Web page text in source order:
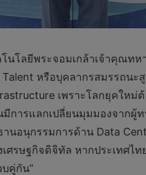
นโลยีพระจอมเกล้าเจ้าคุณท
หรือบุคลากรสมรรถนะ
เพราะโลกยุคให
มีการแลกเปลี่ยนมุมมองจาก
อนุกรรมการด้าน Data
ศรษฐกิจดิจิทัล หากประเทศไ
คู่กัน”